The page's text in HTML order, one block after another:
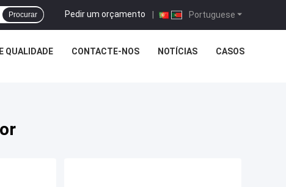
Portuguese
Pedir um orçamento |
Procurar
QUALIDADE CONTACTE-NOS NOTÍCIAS CASOS